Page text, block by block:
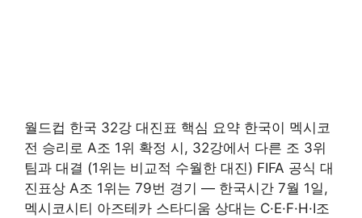
월드컵 한국 32강 대진표 핵심 요약 한국이 멕시코
전 승리로 A조 1위 확정 시, 32강에서 다른 조 3위
팀과 대결 (1위는 비교적 수월한 대진) FIFA 공식 대
진표상 A조 1위는 79번 경기 — 한국시간 7월 1일,
멕시코시티 아즈테카 스타디움 상대는 C·E·F·H·I조